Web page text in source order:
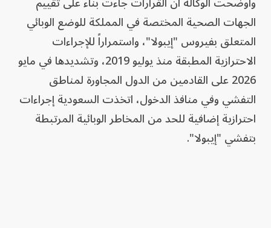
الجهات الصحية المختصة في المملكة للوضع الوبائي
المتعلق بفيروس "إيبولا"، واستمراراً للإجراءات
الاحترازية المطبقة منذ يوليو 2019، وتشديدها في مايو
2026 على القادمين من الدول المجاورة لمناطق
التفشي وفي منافذ الدخول، اتخذت السعودية إجراءات
احترازية إضافية للحد من المخاطر الوبائية المرتبطة
بتفشي "إيبولا".